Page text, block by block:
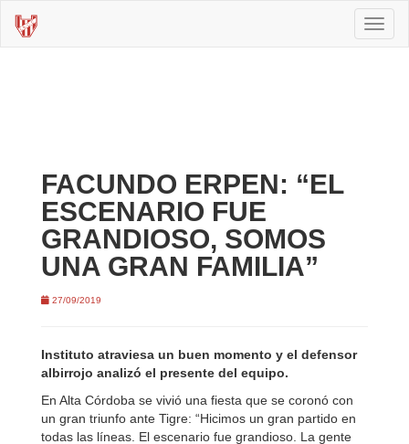
FACUNDO ERPEN: “EL
ESCENARIO FUE
GRANDIOSO, SOMOS
UNA GRAN FAMILIA”
27/09/2019
Instituto atraviesa un buen momento y el defensor
albirrojo analizó el presente del equipo.
En Alta Córdoba se vivió una fiesta que se coronó con
un gran triunfo ante Tigre: “Hicimos un gran partido en
todas las líneas. El escenario fue grandioso. La gente